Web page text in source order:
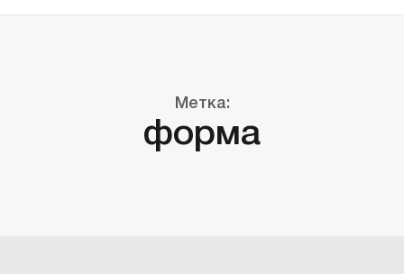
Метка:
форма